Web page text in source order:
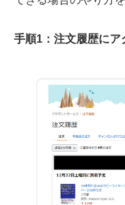
手順1：注文履歴にア